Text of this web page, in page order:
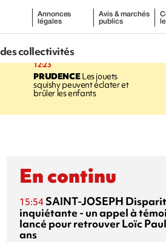
Annonces
légales
Avis & marchés
publics
des collectivités
12:23
PRUDENCELes jouets
squishy peuvent éclater et
brûler les enfants
En continu
15:54 SAINT-JOSEPH
inquiétante - un appel à
lancé pour retrouver Loïc
ans